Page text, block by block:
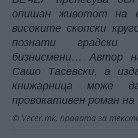
опишан животот на
високите скопски
познати градски
бизнисмени… Автор
Сашо Тасевски, а
книжарница може
провокативен роман на
© Vecer.mk, правата за